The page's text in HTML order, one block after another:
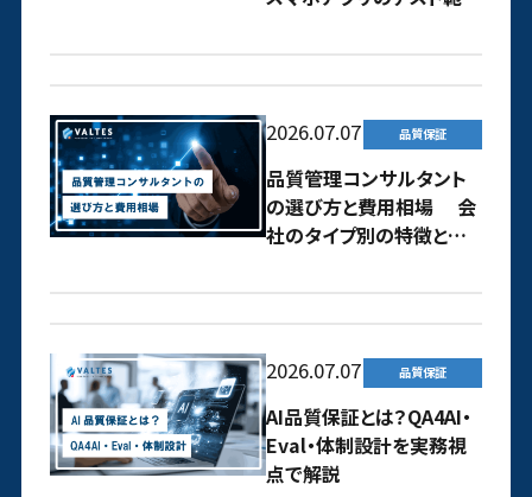
2026.07.07 品質保証
品質管理コンサルタント
の選び方と費用相場 会
社のタイプ別の特徴と依
2026.07.07 品質保証
AI品質保証とは？QA4AI・
Eval・体制設計を実務視
点で解説